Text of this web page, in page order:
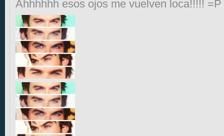
Ahhhhhh esos ojos me vuelven loca!!!!! =P